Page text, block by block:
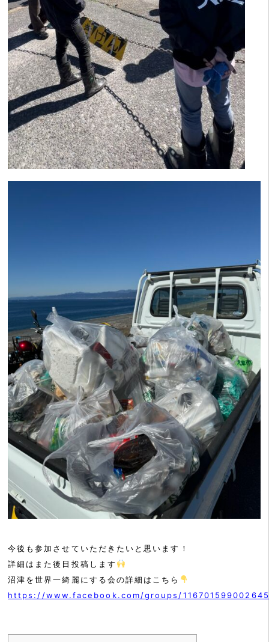
今後も参加させていただきたいと思います！
詳細はまた後日投稿します
沼津を世界一綺麗にする会の詳細はこちら
https://www.facebook.com/groups/